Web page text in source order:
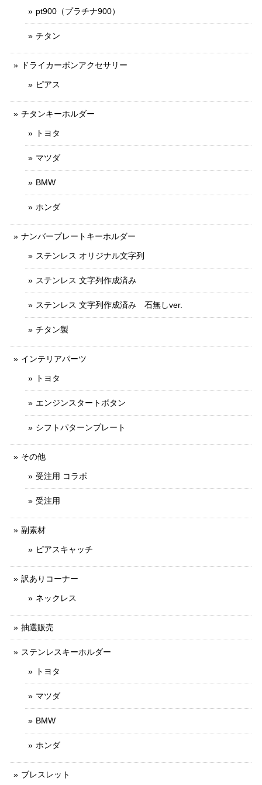
pt900（プラチナ900）
チタン
ドライカーボンアクセサリー
ピアス
チタンキーホルダー
トヨタ
マツダ
BMW
ホンダ
ナンバープレートキーホルダー
ステンレス オリジナル文字列
ステンレス 文字列作成済み
ステンレス 文字列作成済み 石無しver.
チタン製
インテリアパーツ
トヨタ
エンジンスタートボタン
シフトパターンプレート
その他
受注用 コラボ
受注用
副素材
ピアスキャッチ
訳ありコーナー
ネックレス
抽選販売
ステンレスキーホルダー
トヨタ
マツダ
BMW
ホンダ
ブレスレット